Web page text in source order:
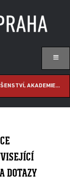
AKADEMIE...
DOTAZY